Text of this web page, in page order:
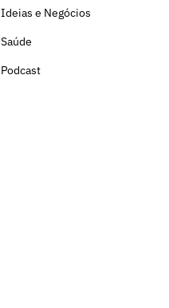
Ideias e Negócios
Saúde
Podcast